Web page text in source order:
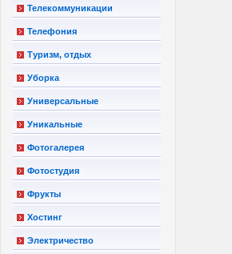
Телекоммуникации
Телефония
Туризм, отдых
Уборка
Универсальные
Уникальные
Фотогалерея
Фотостудия
Фрукты
Хостинг
Электричество